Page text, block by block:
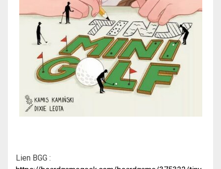
Lien BGG :